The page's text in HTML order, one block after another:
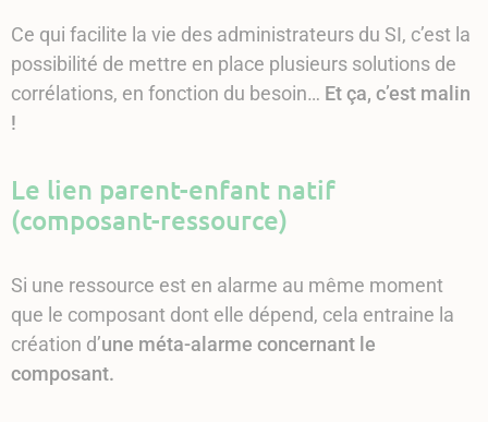
Ce qui facilite la vie des administrateurs du SI, c’est la
possibilité de mettre en place plusieurs solutions de
corrélations, en fonction du besoin… Et ça, c’est malin
!
Le lien parent-enfant natif
(composant-ressource)
Si une ressource est en alarme au même moment
que le composant dont elle dépend, cela entraine la
création d’une méta-alarme concernant le
composant.